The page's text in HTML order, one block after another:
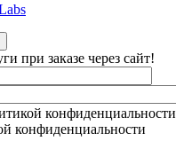
при заказе через сайт!
конфиденциальности
конфиденциальности